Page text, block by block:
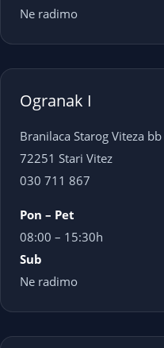
Ne radimo
Ogranak I
Branilaca Starog Viteza bb
72251 Stari Vitez
030 711 867
Pon – Pet
08:00 – 15:30h
Sub
Ne radimo